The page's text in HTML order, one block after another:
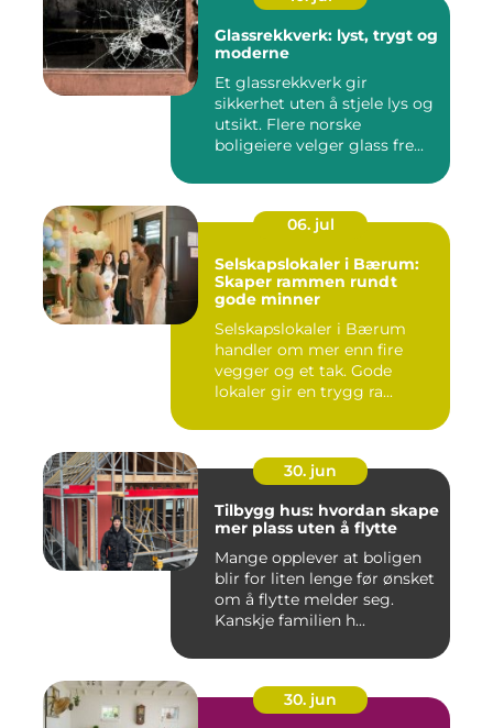
Glassrekkverk: lyst, trygt og
moderne
Et glassrekkverk gir
sikkerhet uten å stjele lys og
utsikt. Flere norske
boligeiere velger glass fre...
06. jul
Selskapslokaler i Bærum:
Skaper rammen rundt
gode minner
Selskapslokaler i Bærum
handler om mer enn fire
vegger og et tak. Gode
lokaler gir en trygg ra...
30. jun
Tilbygg hus: hvordan skape
mer plass uten å flytte
Mange opplever at boligen
blir for liten lenge før ønsket
om å flytte melder seg.
Kanskje familien h...
30. jun